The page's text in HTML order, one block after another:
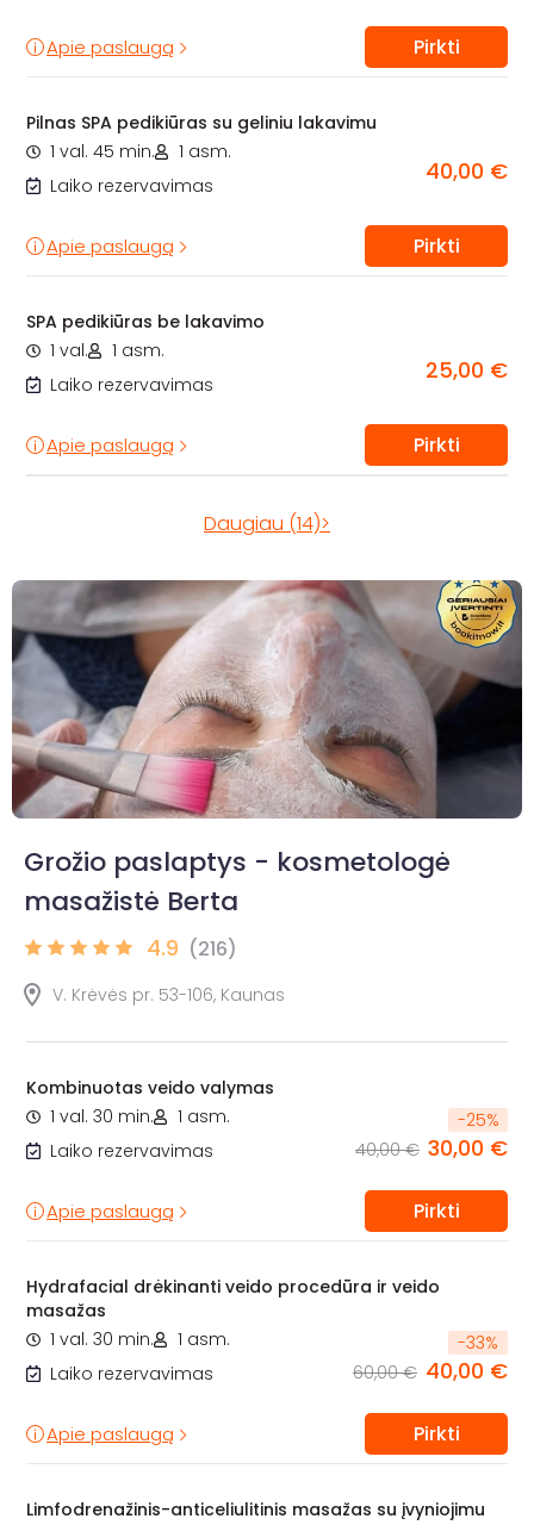
Apie paslaugą Pirkti
Pilnas SPA pedikiūras su geliniu lakavimu
1 val. 45 min.
1 asm.
Laiko rezervavimas
40,00 €
Apie paslaugą Pirkti
SPA pedikiūras be lakavimo
1 val.
1 asm.
Laiko rezervavimas
25,00 €
Apie paslaugą Pirkti
Daugiau (14)>
Grožio paslaptys - kosmetologė
masažistė Berta
4.9 (216)
V. Krėvės pr. 53-106, Kaunas
Kombinuotas veido valymas
1 val. 30 min.
1 asm.
Laiko rezervavimas
-25%
40,00 € 30,00 €
Apie paslaugą Pirkti
Hydrafacial drėkinanti veido procedūra ir veido
masažas
1 val. 30 min.
1 asm.
Laiko rezervavimas
-33%
60,00 € 40,00 €
Apie paslaugą Pirkti
Limfodrenažinis-anticeliulitinis masažas su įvyniojimu